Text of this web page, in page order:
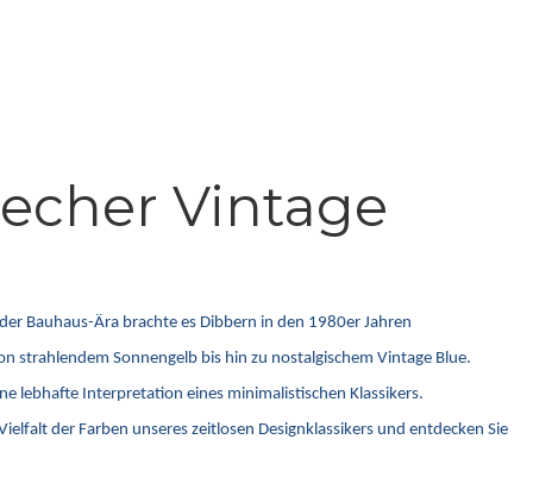
Vintage
Bauhaus-Ära brachte es Dibbern in den 1980er Jahren
strahlendem Sonnengelb bis hin zu nostalgischem Vintage Blue.
lebhafte Interpretation eines minimalistischen Klassikers.
der Farben unseres zeitlosen Designklassikers und entdecken Sie